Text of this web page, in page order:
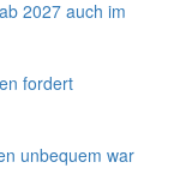
2027 auch im
fordert
unbequem war